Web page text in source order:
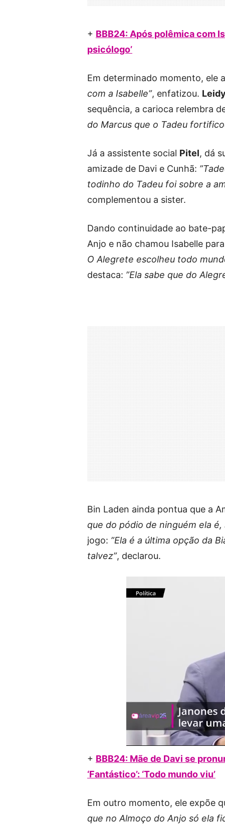
+ BBB24: Após polêmica com
psicólogo’
Em determinado momento, ele
com a Isabelle”, enfatizou.
sequência, a carioca relembra
do Marcus que o Tadeu
Já a assistente social Pitel, dá
amizade de Davi e Cunhã:
todinho do Tadeu foi sobre a
complementou a sister.
Dando continuidade ao bate-
Anjo e não chamou Isabelle
O Alegrete escolheu todo
destaca: ”Ela sabe que do
Bin Laden ainda pontua que a
que do pódio de ninguém ela é,
jogo: ”Ela é a última opção da
talvez”, declarou.
+ BBB24: Mãe de Davi se
‘Fantástico’: ‘Todo mundo viu’
Em outro momento, ele expõe
que no Almoço do Anjo só ela